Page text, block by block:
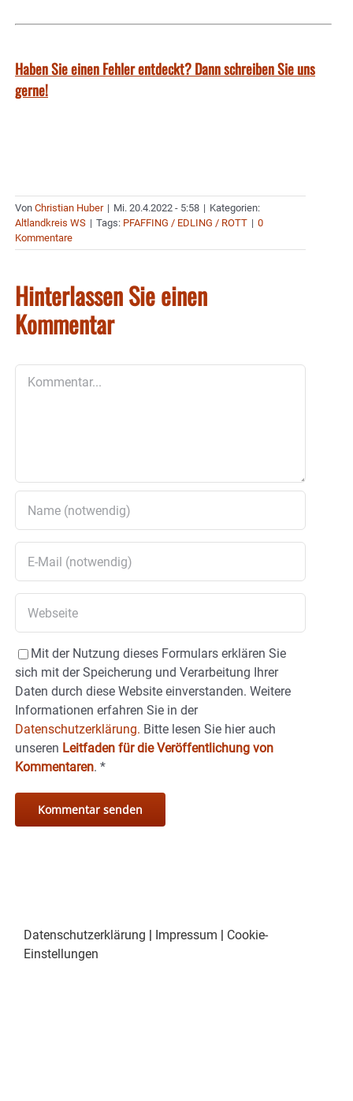
Haben Sie einen Fehler entdeckt? Dann schreiben Sie uns
gerne!
Von Christian Huber | Mi. 20.4.2022 - 5:58 | Kategorien:
Altlandkreis WS | Tags: PFAFFING / EDLING / ROTT | 0
Kommentare
Hinterlassen Sie einen
Kommentar
Mit der Nutzung dieses Formulars erklären Sie
sich mit der Speicherung und Verarbeitung Ihrer
Daten durch diese Website einverstanden. Weitere
Informationen erfahren Sie in der
Datenschutzerklärung. Bitte lesen Sie hier auch
unseren Leitfaden für die Veröffentlichung von
Kommentaren. *
Datenschutzerklärung Impressum
Cookie-
Einstellungen